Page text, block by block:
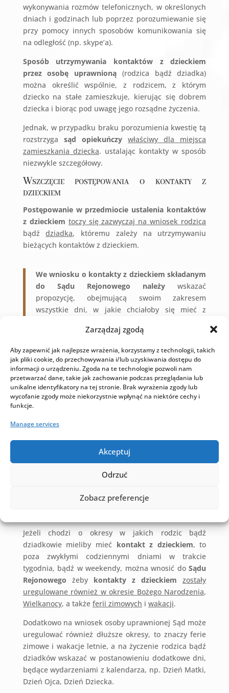
Zarządzaj zgodą
Aby zapewnić jak najlepsze wrażenia, korzystamy z technologii, takich
jak pliki cookie, do przechowywania i/lub uzyskiwania dostępu do
informacji o urządzeniu. Zgoda na te technologie pozwoli nam
przetwarzać dane, takie jak zachowanie podczas przeglądania lub
unikalne identyfikatory na tej stronie. Brak wyrażenia zgody lub
wycofanie zgody może niekorzystnie wpłynąć na niektóre cechy i
funkcje.
Manage services
Akceptuj
Odrzuć
Zobacz preferencje
wykonywania rozmów telefonicznych, w określonych
dniach i godzinach lub poprzez porozumiewanie się
przy pomocy innych sposobów komunikowania się
na odległość (np. skype’a).
Sposób utrzymywania kontaktów z dzieckiem
przez osobę uprawnioną (rodzica bądź dziadka)
można określić wspólnie, z rodzicem, z którym
dziecko na stałe zamieszkuje, kierując się dobrem
dziecka i biorąc pod uwagę jego rozsądne życzenia.
Jednak, w przypadku braku porozumienia kwestię tą
rozstrzyga sąd opiekuńczy właściwy dla miejsca
zamieszkania dziecka. ustalając kontakty w sposób
niezwykle szczegółowy.
Wszczęcie postępowania o kontakty z
dzieckiem
Postępowanie w przedmiocie ustalenia kontaktów
z dzieckiem toczy się zazwyczaj na wniosek rodzica
bądździadka, któremu zależy na utrzymywaniu
bieżących kontaktów z dzieckiem.
We wniosku o kontakty z dzieckiem składanym
do Sądu Rejonowego należy wskazać
propozycję, obejmującą swoim zakresem
wszystkie dni, w jakie chciałoby się mieć z
nad dzieckiemnależy zaplanować zgodnie z
dziadków, jednakże z uwzględnieniem potrzeb
dziecka.
Nadto należy wskazać, czykontakty z dzieckiem
będą odbywały się poprzez wizytę rodzica lub
odbieranie dziecka
czy przedszkola i spędzanie z nim czasu w dowolnym
odprowadzanie dziecka
spotkaniu do jego miejsca stałego pobytu,zabieranie
na kilkudniowe okresy do miejsca
spotykanie się z dzieckiem w obecności osób
Jeżeli chodzi o okresy w jakich rodzic bądź
dziadkowie mieliby mieć kontakt z dzieckiem, to
poza zwykłymi codziennymi dniami w trakcie
tygodnia, bądź w weekendy, można wnosić doSądu
Rejonowego żeby kontakty z dzieckiem
zostały
uregulowane również w okresie Bożego Narodzenia,
Wielkanocy, a także ferii zimowych i wakacji.
Dodatkowo na wniosek osoby uprawnionej Sąd może
uregulować również dłuższe okresy, to znaczy ferie
zimowe i wakacje letnie, a na życzenie rodzica bądź
dziadków wskazać w postanowieniu dodatkowe dni,
będące wydarzeniami z kalendarza, np. Dzień Matki,
Dzień Ojca, Dzień Dziecka.